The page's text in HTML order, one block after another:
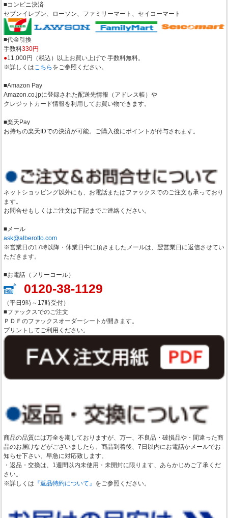
■コンビニ決済
セブンイレブン、ローソン、ファミリーマート、セイコーマート
■代金引換
手数料330円
●11,000円（税込）以上お買い上げで 手数料無料。
※詳しくはこちら をご参照ください。
■Amazon Pay
Amazon.co.jpに登録された配送先情報（アドレス帳）や
クレジットカード情報を利用してお買い物できます。
■楽天Pay
お持ちの楽天IDでの決済が可能。ご購入後にポイントが付与されます。
ネットショッピング以外にも、お電話またはファックスでのご注文も承っており
ます。
お問合せもしくはご注文は下記までご連絡ください。
■メール
ask@alberotto.com
※営業日の17時以降・休業日中に頂きましたメールは、翌営業日に返信させてい
ただきます。
■お電話（フリーコール）
0120-38-1129
（平日9時～17時受付）
■ファックスでのご注文
ＰＤＦのファックスオーダーシートが開きます。
プリントしてご利用ください。
商品の品質には万全を期しておりますが、万一、不良品・破損品や・間違った商
品のお届けなどがございましたら、商品到着後、7日以内にお電話かメールでお
知らせ下さい、早急に対応致します。
・返品・交換は、1週間以内未使用・未開封に限ります、あらかじめご了承くだ
さい。
※詳しくは 『返品特約について』 をご参照ください。